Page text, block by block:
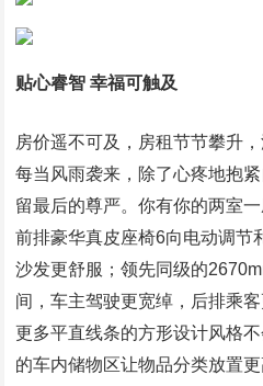
贴心睿智 幸福可触及
房价遥不可及，房租节节攀升
每当风雨袭来，除了心疼地抱
留最后的尊严。你有你的两室
前排豪华真皮座椅6向电动调节
沙发更舒服；领先同级的
间，车主驾驶更宽绰，后排乘
更多平直线条的方形设计风格
的车内储物区让物品分类放置